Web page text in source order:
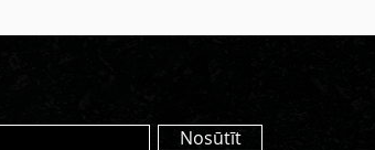
Nosūtīt